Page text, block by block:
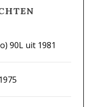
90L uit 1981